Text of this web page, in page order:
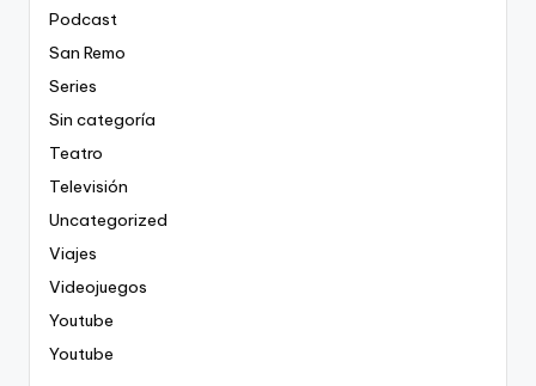
Podcast
San Remo
Series
Sin categoría
Teatro
Televisión
Uncategorized
Viajes
Videojuegos
Youtube
Youtube